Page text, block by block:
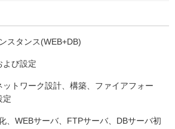
スタンス(WEB+DB)
よび設定
トワーク設計、構築、ファイアフォー
定
、WEBサーバ、FTPサーバ、DBサーバ初